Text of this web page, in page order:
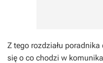
Z tego rozdziału
się o co chodzi w